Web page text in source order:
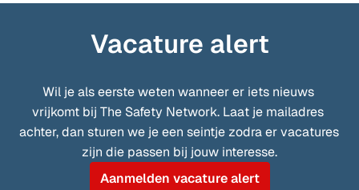
Vacature alert
Wil je als eerste weten wanneer er iets nieuws
vrijkomt bij The Safety Network. Laat je mailadres
achter, dan sturen we je een seintje zodra er vacatures
zijn die passen bij jouw interesse.
Aanmelden vacature alert